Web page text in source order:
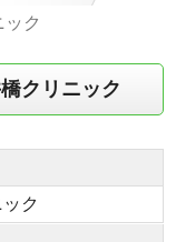
ク
クリニック
ク